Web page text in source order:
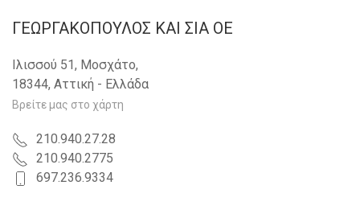
ΓΕΩΡΓΑΚΟΠΟΥΛΟΣ KAI ΣΙΑ OE
Ιλισσού 51, Μοσχάτο,
18344, Αττική - Ελλάδα
Βρείτε μας στο χάρτη
210.940.27.28
210.940.2775
697.236.9334